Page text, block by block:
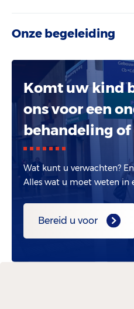
Onze begeleiding
Komt uw kind
ons voor een
behandeling of
Wat kunt u verwachten?
Alles wat u moet weten in
Bereid u voor